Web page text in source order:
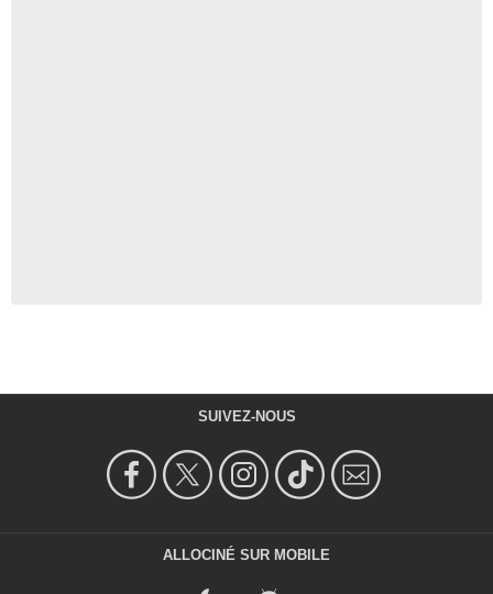
SUIVEZ-NOUS
ALLOCINÉ SUR MOBILE